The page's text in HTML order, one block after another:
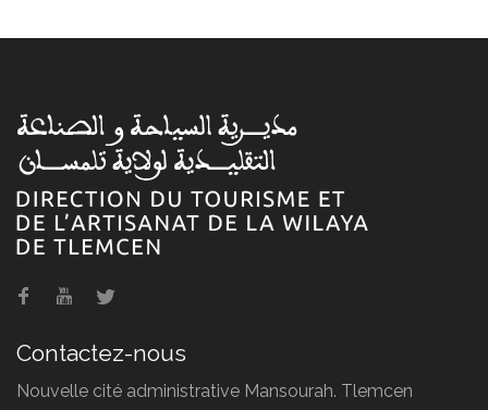
L'artisanat à Tlemcen
Contactez-nous
Nouvelle cité administrative Mansourah. Tlemcen